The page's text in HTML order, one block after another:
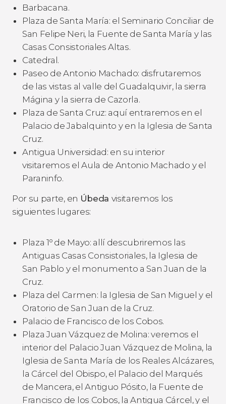
Barbacana.
Plaza de Santa María: el Seminario Conciliar de
San Felipe Neri, la Fuente de Santa María y las
Casas Consistoriales Altas.
Catedral.
Paseo de Antonio Machado: disfrutaremos
de las vistas al valle del Guadalquivir, la sierra
Mágina y la sierra de Cazorla.
Plaza de Santa Cruz: aquí entraremos en el
Palacio de Jabalquinto y en la Iglesia de Santa
Cruz.
Antigua Universidad: en su interior
visitaremos el Aula de Antonio Machado y el
Paraninfo.
Por su parte, en Úbeda visitaremos los
siguientes lugares:
Plaza 1º de Mayo: allí descubriremos las
Antiguas Casas Consistoriales, la Iglesia de
San Pablo y el monumento a San Juan de la
Cruz.
Plaza del Carmen: la Iglesia de San Miguel y el
Oratorio de San Juan de la Cruz.
Palacio de Francisco de los Cobos.
Plaza Juan Vázquez de Molina: veremos el
interior del Palacio Juan Vázquez de Molina, la
Iglesia de Santa María de los Reales Alcázares,
la Cárcel del Obispo, el Palacio del Marqués
de Mancera, el Antiguo Pósito, la Fuente de
Francisco de los Cobos, la Antigua Cárcel, y el